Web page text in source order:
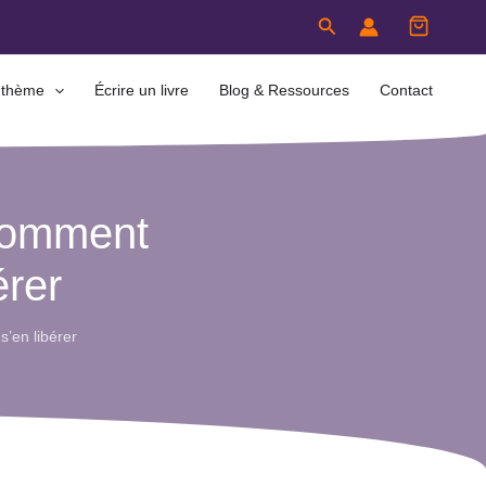
Rechercher
Écrire un livre Blog & Ressources Contact
libérer